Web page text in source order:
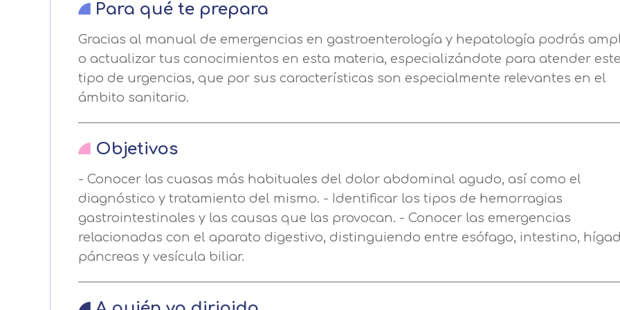
Para qué te prepara
Gracias al manual de emergencias en gastroenterología y hepatología podrás
o actualizar tus conocimientos en esta materia, especializándote para atender este
tipo de urgencias, que por sus características son especialmente relevantes en el
ámbito sanitario.
Objetivos
- Conocer las cuasas más habituales del dolor abdominal agudo, así como el
diagnóstico y tratamiento del mismo. - Identificar los tipos de hemorragias
gastrointestinales y las causas que las provocan. - Conocer las emergencias
relacionadas con el aparato digestivo, distinguiendo entre esófago, intestino,
páncreas y vesícula biliar.
Solicitar información
Apellidos
Centro de preferencia de privacidad
Utilizamos cookies propias y de terceros para mejorar nuestros servicios relacionados
análisis de tus hábitos de navegación. En caso de que rechace las cookies, no